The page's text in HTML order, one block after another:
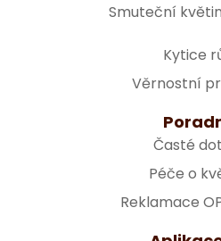
Smuteční
Kytice
Věrnostní
Časté
Péče o
Reklamace